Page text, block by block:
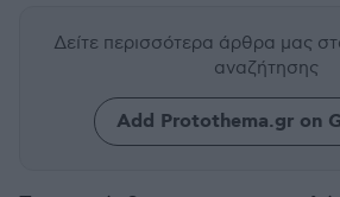
Δείτε περισσότερα άρθρα μας
αναζήτησης
Add Protothema.gr on